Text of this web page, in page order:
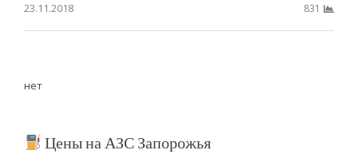
23.11.2018
831
нет
Цены на АЗС Запорожья